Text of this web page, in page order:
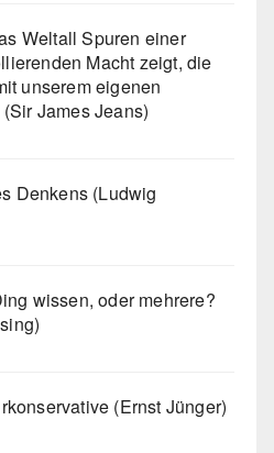
Weltall Spuren einer
Macht zeigt, die
unserem eigenen
James Jeans)
Denkens (Ludwig
wissen, oder mehrere?
(Ernst Jünger)